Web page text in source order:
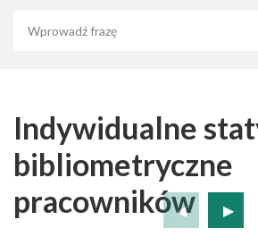
Indywidualne
bibliometryczne
pracowników